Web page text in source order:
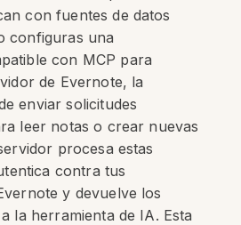
con fuentes de datos
configuras una
con MCP para
de Evernote, la
enviar solicitudes
leer notas o crear nuevas
procesa estas
contra tus
y devuelve los
la herramienta de IA. Esta